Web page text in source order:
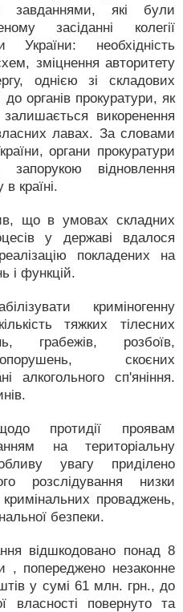
завданнями, які були
засіданні колегії
України: необхідність
зміцнення авторитету
однією зі складових
органів прокуратури, як
викоренення
лавах. За словами
органи прокуратури
відновлення
країні.
що в умовах складних
у державі вдалося
покладених на
і функцій.
криміногенну
тяжких тілесних
грабежів, розбоїв,
скоєних
алкогольного сп'яніння.
протидії проявам
на територіальну
увагу приділено
розслідування низки
проваджень,
безпеки.
відшкодовано понад 8
, попереджено незаконне
у сумі 61 млн. грн., до
власності повернуто та